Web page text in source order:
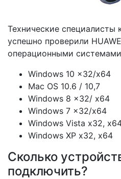
Технические специалисты
успешно проверили
операционными
Windows 10 x32/x64
Mac OS 10.6 / 10,7
Windows 8 x32/ x64
Windows 7 x32/x64
Windows Vista x32,
Windows XP x32, x64
Сколько
подключить?